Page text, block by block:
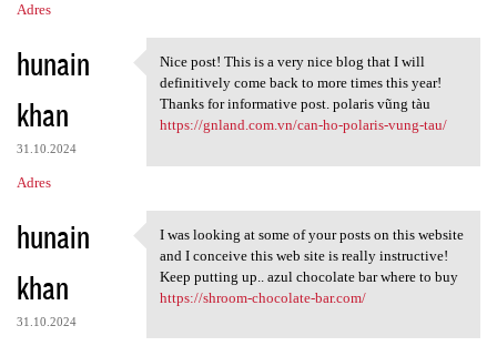
Adres
hunain
khan
31.10.2024
Adres
Nice post! This is a very
Nice post! This is a very nice blog that I will
definitively come back to more times this year!
Thanks for informative post. polaris vũng tàu
https://gnland.com.vn/can-ho-polaris-vung-tau/
hunain
khan
31.10.2024
I was looking at some of your
I was looking at some of your posts on this website
and I conceive this web site is really instructive!
Keep putting up.. azul chocolate bar where to buy
https://shroom-chocolate-bar.com/